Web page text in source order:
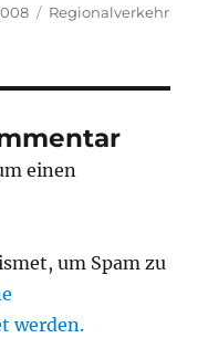
Kategorien
Regionalverkehr
einen
um Spam zu
werden.